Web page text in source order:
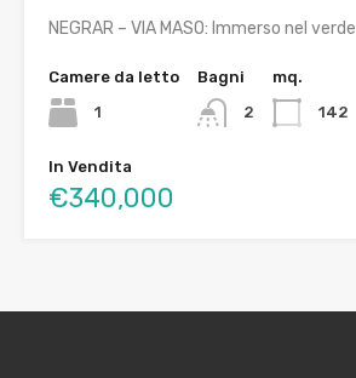
NEGRAR – VIA MASO: Immerso nel
Camere da letto
1
Bagni
2
mq.
142
In Vendita
€340,000